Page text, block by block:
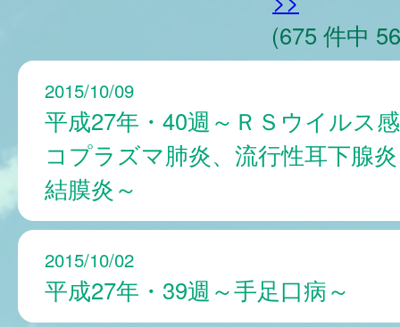
(675 件中
2015/10/09
平成27年・40週～ＲＳウイルス
コプラズマ肺炎、流行性耳下腺
結膜炎～
2015/10/02
平成27年・39週～手足口病～